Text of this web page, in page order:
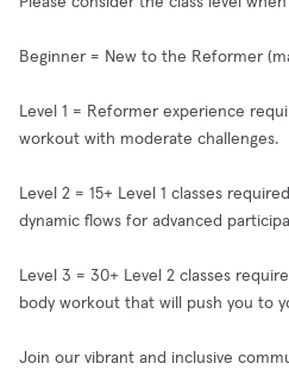
Beginner = New to the Reformer
Level 1 = Reformer experience
workout with moderate challenges.
Level 2 = 15+ Level 1 classes
dynamic flows for advanced
Level 3 = 30+ Level 2 classes
body workout that will push you to
Join our vibrant and inclusive